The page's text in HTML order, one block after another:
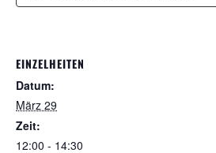
EINZELHEITEN
Datum:
März 29
Zeit:
12:00 - 14:30